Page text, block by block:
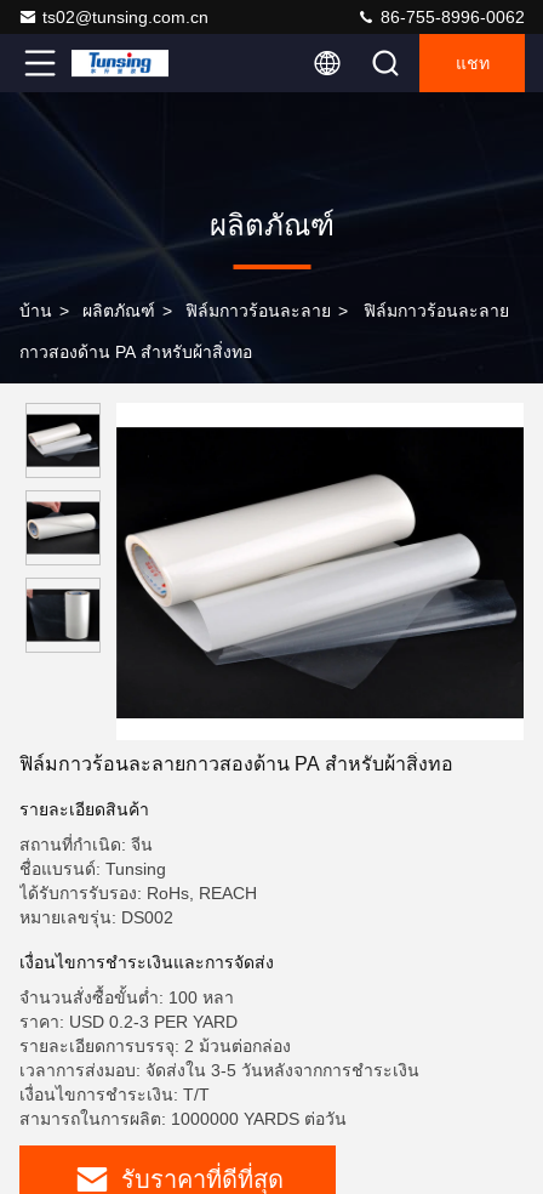
ts02@tunsing.com.cn 86-755-8996-0062
แชท
ผลิตภัณฑ์
บ้าน > ผลิตภัณฑ์ > ฟิล์มกาวร้อนละลาย > ฟิล์มกาวร้อนละลาย
กาวสองด้าน PA สำหรับผ้าสิ่งทอ
ฟิล์มกาวร้อนละลายกาวสองด้าน PA สำหรับผ้าสิ่งทอ
รายละเอียดสินค้า
สถานที่กำเนิด: จีน
ชื่อแบรนด์: Tunsing
ได้รับการรับรอง: RoHs, REACH
หมายเลขรุ่น: DS002
เงื่อนไขการชำระเงินและการจัดส่ง
จำนวนสั่งซื้อขั้นต่ำ: 100 หลา
ราคา: USD 0.2-3 PER YARD
รายละเอียดการบรรจุ: 2 ม้วนต่อกล่อง
เวลาการส่งมอบ: จัดส่งใน 3-5 วันหลังจากการชำระเงิน
เงื่อนไขการชำระเงิน: T/T
สามารถในการผลิต: 1000000 YARDS ต่อวัน
รับราคาที่ดีที่สุด